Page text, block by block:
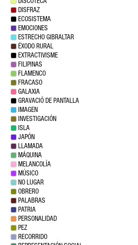
DISCOTECA
DISFRAZ
ECOSISTEMA
EMOCIONES
ESTRECHO GIBRALTAR
ÉXODO RURAL
EXTRACTIVISME
FILIPINAS
FLAMENCO
FRACASO
GALAXIA
GRAVACIÓ DE PANTALLA
IMAGEN
INVESTIGACIÓN
ISLA
JAPÓN
LLAMADA
MÁQUINA
MELANCOLÍA
MÚSICO
NO LUGAR
OBRERO
PALABRAS
PATRIA
PERSONALIDAD
PEZ
RECORRIDO